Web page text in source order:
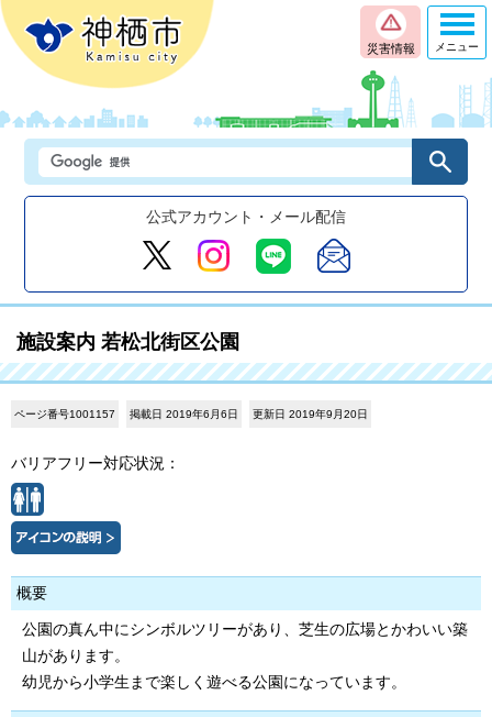
災害情報
公式アカウント・メール配信
メニュー
施設案内 若松北街区公園
ページ番号1001157 掲載日 2019年6月6日 更新日 2019年9月20日
バリアフリー対応状況：
概要
公園の真ん中にシンボルツリーがあり、芝生の広場とかわいい築
山があります。
幼児から小学生まで楽しく遊べる公園になっています。